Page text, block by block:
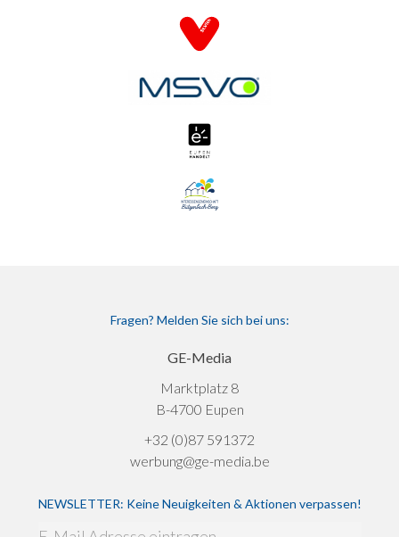
Fragen? Melden Sie sich bei uns:
GE-Media
Marktplatz 8
B-4700 Eupen
+32 (0)87 591372
werbung@ge-media.be
NEWSLETTER: Keine Neuigkeiten & Aktionen verpassen!